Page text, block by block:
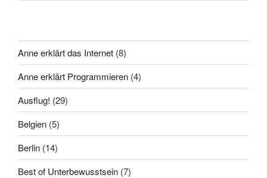
Anne erklärt das Internet (8)
Anne erklärt Programmieren (4)
Ausflug! (29)
Belgien (5)
Berlin (14)
Best of Unterbewusstsein (7)